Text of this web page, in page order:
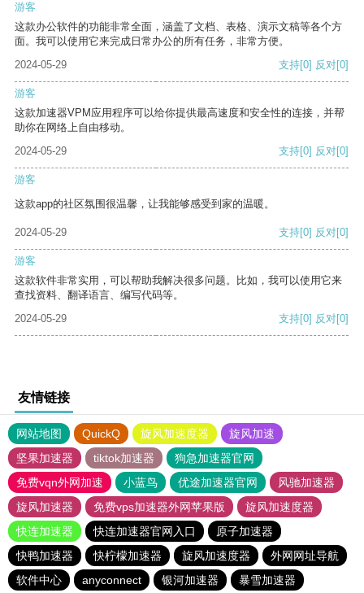
游客
这款办公软件的功能非常全面，涵盖了文档、表格、演示文稿等各个方
面。我可以使用它来完成日常办公的所有任务，非常方便。
2024-05-29
支持[0] 反对[0]
游客
这款加速器VPM应用程序可以给你提供最高速度和安全性的连接，并帮
助你在网络上自由移动。
2024-05-29
支持[0] 反对[0]
游客
这款app的社区氛围很温馨，让我能够感受到家的温暖。
2024-05-29 支持[0] 反对[0]
游客
这款软件非常实用，可以帮助我解决很多问题。比如，我可以使用它来
查找资料、翻译语言、编写代码等。
2024-05-29
支持[0] 反对[0]
友情链接
网站地图 QuickQ 旋风加速度器
旋风加速
坚果加速器
tiktok加速器
狗急加速器官网
免费vqn外网加速
小蓝鸟 优途加速器官网
风驰加速器
旋风加速器
免费vps加速器外网苹果版
旋风加速度器
快连加速器
快连加速器官网入口
原子加速器
快鸭加速器
快柠檬加速器 旋风加速度器
外网网址导航
软件中心
anyconnect 银河加速器 暴雪加速器